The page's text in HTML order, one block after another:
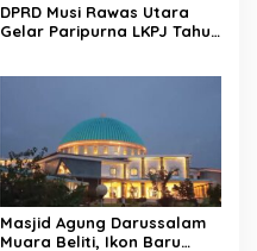
DPRD Musi Rawas Utara
Gelar Paripurna LKPJ Tahun
Masjid Agung Darussalam
Muara Beliti, Ikon Baru